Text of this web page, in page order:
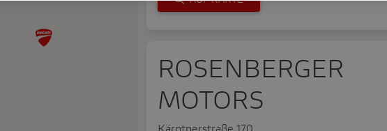
ROSENBERGER
MOTORS
Kärntnerstraße 170